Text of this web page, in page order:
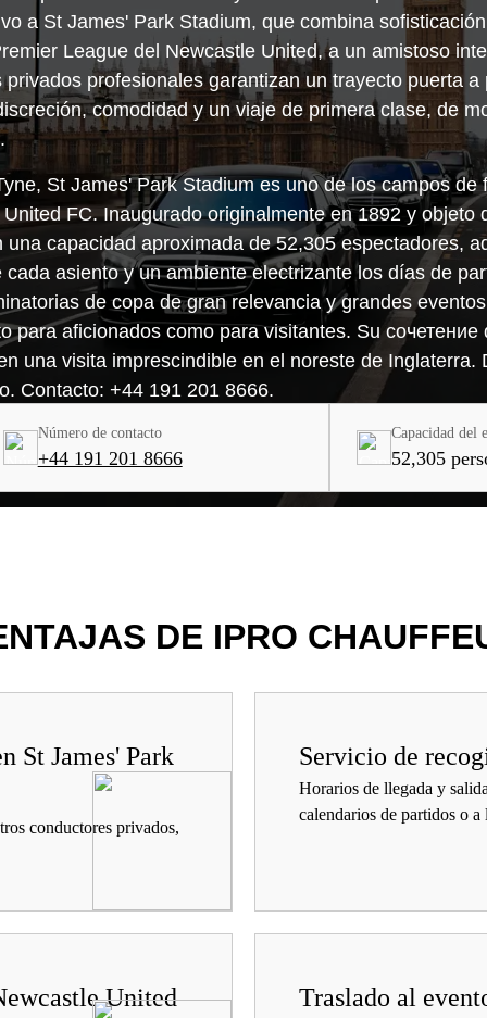
a St James' Park Stadium, que combina
League del Newcastle United, a un amistoso
profesionales garantizan un trayecto puerta
comodidad y un viaje de primera clase, de
St James' Park Stadium es uno de los campos
FC. Inaugurado originalmente en 1892 y objeto
capacidad aproximada de 52,305 espectadores,
asiento y un ambiente electrizante los días de
de copa de gran relevancia y grandes
para aficionados como para visitantes. Su
una visita imprescindible en el noreste de Inglaterra.
Contacto: +44 191 201 8666.
Número de contacto
+44 191 201 8666
Capacidad del
52,305
DE IPRO
St James' Park
conductores privados,
Servicio de
Horarios de llegada y
calendarios de partidos o
United Traslado al